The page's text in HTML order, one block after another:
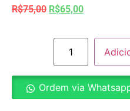
R$75,00 R$65,00
Ordem via